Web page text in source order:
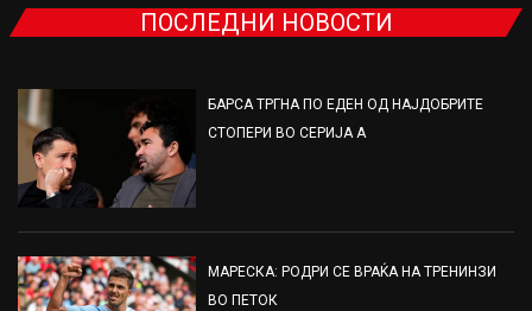
ПОСЛЕДНИ НОВОСТИ
БАРСА ТРГНА ПО ЕДЕН ОД НАЈДОБРИТЕ
СТОПЕРИ ВО СЕРИЈА А
МАРЕСКА: РОДРИ СЕ ВРАЌА НА ТРЕНИНЗИ
ВО ПЕТОК